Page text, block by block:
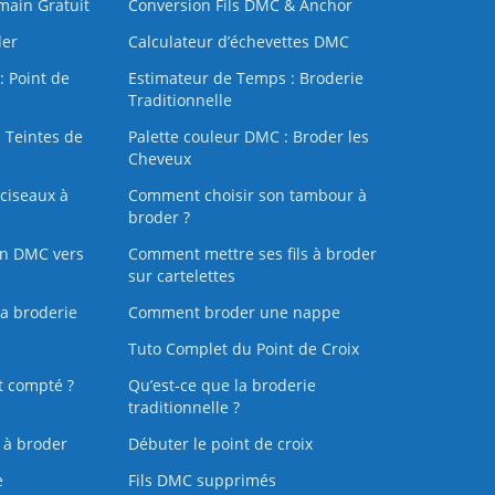
Gratuit
Conversion Fils DMC & Anchor
Calculateur d’échevettes DMC
Point de
Estimateur de Temps : Broderie
Traditionnelle
Teintes de
Palette couleur DMC : Broder les
Cheveux
à
Comment choisir son tambour à
broder ?
DMC vers
Comment mettre ses fils à broder
sur cartelettes
broderie
Comment broder une nappe
Tuto Complet du Point de Croix
compté ?
Qu’est-ce que la broderie
traditionnelle ?
broder
Débuter le point de croix
Fils DMC supprimés